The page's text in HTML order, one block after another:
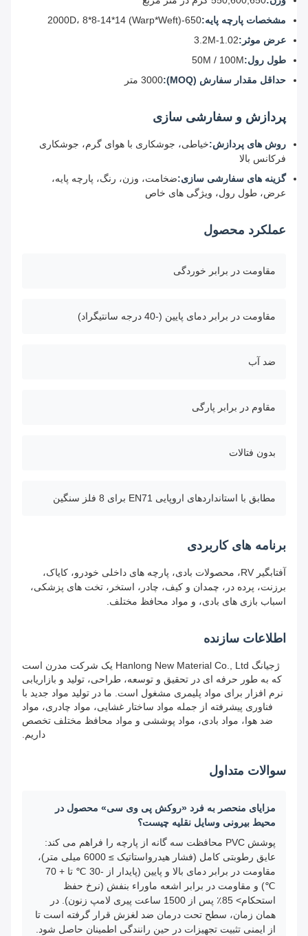
مشخصات پارچه پایه:650-2000D، 8*8-14*14 (Warp*Weft)
عرض موثر:1.02-3.2M
طول رول:50M / 100M
حداقل مقدار سفارش (MOQ):
3000 متر
پردازش و سفارشی سازی
روش های پردازش:خیاطی، جوشکاری با هوای گرم، جوشکاری
فرکانس بالا
گزینه های سفارشی سازی:ضخامت، وزن، رنگ، پارچه پایه،
عرض، طول رول، ویژگی های خاص
عملکرد محصول
مقاومت در برابر خوردگی
مقاومت در برابر دمای پایین (-40 درجه سانتیگراد)
ضد آب
مقاوم در برابر پارگی
بدون فتالات
مطابق با استانداردهای اروپایی EN71 برای 8 فلز سنگین
برنامه های کاربردی
آفتابگیر RV، محصولات بادی، پارچه های داخلی خودرو، کایاک،
برزنت، پرده در، چمدان و کیف، چادر، استخر، تخت های پزشکی،
اسباب بازی های بادی، و مواد محافظ مختلف.
اطلاعات سازنده
ژجیانگ Hanlong New Material Co., Ltd یک شرکت مدرن است
که به طور حرفه ای در تحقیق و توسعه، طراحی، تولید و بازاریابی
نرم افزار برای مواد پلیمری مشغول است. ما در تولید مواد جدید با
فناوری پیشرفته از جمله مواد ساختار غشایی، مواد چادری، مواد
ضد هوا، مواد بادی، مواد پوششی و مواد محافظ مختلف تخصص
داریم.
سوالات متداول
مزایای منحصر به فرد «روکش پی وی سی» محصول در
محیط بیرونی وسایل نقلیه چیست؟
پوشش PVC محافظت سه گانه از پارچه را فراهم می کند:
عایق رطوبتی کامل (فشار هیدرواستاتیک ≥ 6000 میلی متر)،
مقاومت در برابر دمای بالا و پایین (پایدار از -30 ℃ تا + 70
℃) و مقاومت در برابر اشعه ماوراء بنفش (نرخ حفظ
استحکام> 85٪ پس از 1500 ساعت پیری لامپ زنون). در
همان زمان، سطح تحت درمان ضد لغزش قرار گرفته است تا
از ایمنی تثبیت تجهیزات در حین رانندگی اطمینان حاصل شود.